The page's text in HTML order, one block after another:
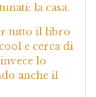
la casa.
tutto il libro
e cerca di
lo
anche il